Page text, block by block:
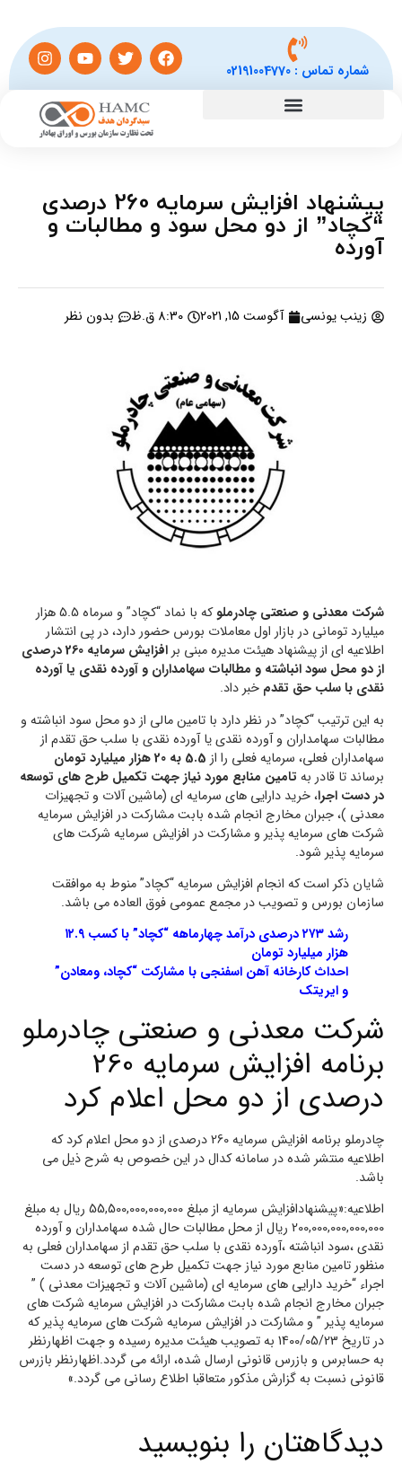
شماره تماس :02191004770
پیشنهاد افزایش سرمایه 260 درصدی
“کچاد” از دو محل سود و مطالبات و
آورده
زینب یونسی آگوست 15, 2021 8:30 ق.ظ بدون نظر
شرکت معدنی و صنعتی چادرملو
که با نماد “کچاد” و سرماه 5.5 هزار
میلیارد تومانی در بازار اول معاملات بورس حضور دارد، در پی انتشار
اطلاعیه ای از پیشنهاد هیئت مدیره مبنی بر
افزایش سرمایه 260 درصدی
از دو محل سود انباشته و مطالبات سهامداران و آورده نقدی یا آورده
نقدی با سلب حق تقدم خبر داد.
به این ترتیب “کچاد” در نظر دارد با تامین مالی از دو محل سود انباشته و
مطالبات سهامداران و آورده نقدی یا آورده نقدی با سلب حق تقدم از
سهامداران فعلی، سرمایه فعلی را از
برساند تا قادر به تامین منابع مورد نیاز جهت تکمیل طرح های توسعه
در دست اجرا، خرید دارایی های سرمایه ای (ماشین آلات و تجهیزات
معدنی )، جبران مخارج انجام شده بابت مشارکت در افزایش سرمایه
شرکت های سرمایه پذیر و مشارکت در افزایش سرمایه شرکت های
سرمایه پذیر شود.
شایان ذکر است که انجام افزایش سرمایه “کچاد” منوط به موافقت
سازمان بورس و تصویب در مجمع عمومی فوق العاده می باشد.
رشد ۲۷۳ درصدی درآمد چهارماهه “کچاد” با کسب ۱۲.۹
هزار میلیارد تومان
احداث کارخانه آهن اسفنجی با مشارکت “کچاد، ومعادن”
و ایریتک
شرکت معدنی و صنعتی چادرملو
برنامه افزایش سرمایه 260
درصدی از دو محل اعلام کرد
چادرملو برنامه افزایش سرمایه 260 درصدی از دو محل اعلام کرد که
اطلاعیه منتشر شده در سامانه کدال در این خصوص به شرح ذیل می
باشد.
اطلاعیه:«پیشنهادافزایش سرمایه از مبلغ 55,500,000,000,000 ریال به مبلغ
200,000,000,000,000 ریال از محل مطالبات حال شده سهامداران و آورده
نقدی ،سود انباشته ،آورده نقدی با سلب حق تقدم از سهامداران فعلی به
منظور تامين منابع مورد نياز جهت تکميل طرح هاي توسعه در دست
اجراء “خريد دارايي هاي سرمايه اي (ماشين آلات و تجهيزات معدني ) ”
جبران مخارج انجام شده بابت مشارکت در افزايش سرمايه شرکت هاي
سرمايه پذير ” و مشارکت در افزايش سرمايه شرکت هاي سرمايه پذير که
در تاریخ 1400/05/23 به تصویب هیئت مدیره رسیده و جهت اظهارنظر
به حسابرس و بازرس قانونی ارسال شده، ارائه می گردد.اظهارنظر بازرس
قانونی نسبت به گزارش مذکور متعاقبا اطلاع رسانی می گردد.»
دیدگاهتان را بنویسید